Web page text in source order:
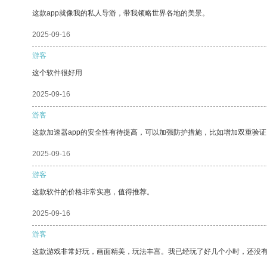
这款app就像我的私人导游，带我领略世界各地的美景。
2025-09-16
游客
这个软件很好用
2025-09-16
游客
这款加速器app的安全性有待提高，可以加强防护措施，比如增加双重验证
2025-09-16
游客
这款软件的价格非常实惠，值得推荐。
2025-09-16
游客
这款游戏非常好玩，画面精美，玩法丰富。我已经玩了好几个小时，还没有